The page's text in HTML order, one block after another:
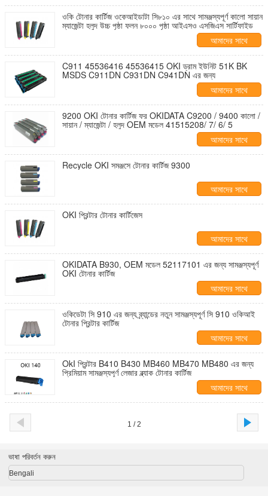
যোগাযোগ করুন
ওকি টোনার কার্টিজ ওকেআইডাটা সি৮১০ এর সাথে সামঞ্জস্যপূর্ণ কালো সায়ান
ম্যাজেন্টা হলুদ উচ্চ পৃষ্ঠা ফলন ৮০০০ পৃষ্ঠা আইএসও এসজিএস সার্টিফাইড
আমাদের সাথে
যোগাযোগ করুন
C911 45536416 45536415 OKI ড্রাম ইউনিট 51K BK
MSDS C911DN C931DN C941DN এর জন্য
আমাদের সাথে
যোগাযোগ করুন
9200 OKI টোনার কার্টিজ ফর OKIDATA C9200 / 9400 কালো /
সায়ান / ম্যাজেন্টা / হলুদ OEM মডেল 41515208/ 7/ 6/ 5
আমাদের সাথে
যোগাযোগ করুন
Recycle OKI সমঞ্জসে টোনার কার্টিজ 9300
আমাদের সাথে
যোগাযোগ করুন
OKI প্রিন্টার টোনার কার্টিজেস
আমাদের সাথে
যোগাযোগ করুন
OKIDATA B930, OEM মডেল 52117101 এর জন্য সামঞ্জস্যপূর্ণ
OKI টোনার কার্টিজ
আমাদের সাথে
যোগাযোগ করুন
ওকিডেটা সি 910 এর জন্য ব্র্যান্ডের নতুন সামঞ্জস্যপূর্ণ সি 910 ওকিআই
টোনার প্রিন্টার কার্টিজ
আমাদের সাথে
যোগাযোগ করুন
OkI প্রিন্টার B410 B430 MB460 MB470 MB480 এর জন্য
প্রিমিয়াম সামঞ্জস্যপূর্ণ লেজার ব্ল্যাক টোনার কার্টিজ
আমাদের সাথে
যোগাযোগ করুন
1 / 2
ভাষা পরিবর্তন করুন
Bengali